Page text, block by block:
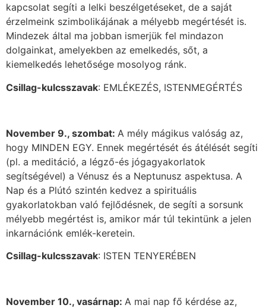
kapcsolat segíti a lelki beszélgetéseket, de a saját
érzelmeink szimbolikájának a mélyebb megértését is.
Mindezek által ma jobban ismerjük fel mindazon
dolgainkat, amelyekben az emelkedés, sőt, a
kiemelkedés lehetősége mosolyog ránk.
Csillag-kulcsszavak: EMLÉKEZÉS, ISTENMEGÉRTÉS
November 9., szombat: A mély mágikus valóság az,
hogy MINDEN EGY. Ennek megértését és átélését segíti
(pl. a meditáció, a légző-és jógagyakorlatok
segítségével) a Vénusz és a Neptunusz aspektusa. A
Nap és a Plútó szintén kedvez a spirituális
gyakorlatokban való fejlődésnek, de segíti a sorsunk
mélyebb megértést is, amikor már túl tekintünk a jelen
inkarnációnk emlék-keretein.
Csillag-kulcsszavak: ISTEN TENYERÉBEN
November 10., vasárnap: A mai nap fő kérdése az,